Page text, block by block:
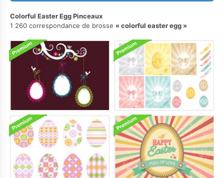
Colorful Easter Egg Pinceaux
1 260 correspondance de brosse
colorful easter egg